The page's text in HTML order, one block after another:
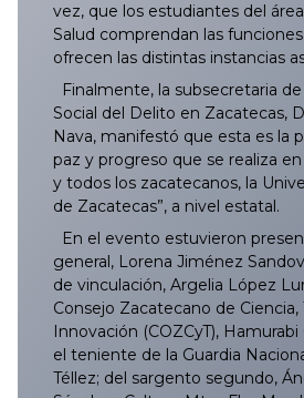
vez, que los estudiantes del
Salud comprendan las
ofrecen las distintas instancias
Finalmente, la subsecretaria
Social del Delito en Zacatecas,
Nava, manifestó que esta es la
paz y progreso que se realiza en
y todos los zacatecanos, la
de Zacatecas”, a nivel estatal.
En el evento estuvieron
general, Lorena Jiménez
de vinculación, Argelia López
Consejo Zacatecano de Ciencia,
Innovación (COZCyT),
el teniente de la Guardia
Téllez; del sargento segundo,